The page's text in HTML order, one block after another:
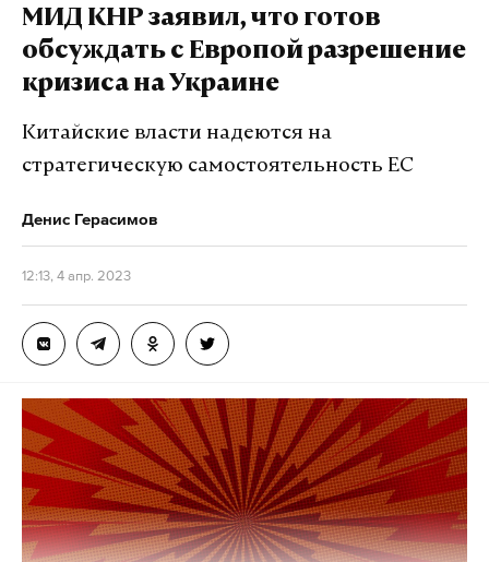
МИД КНР заявил, что готов
обсуждать с Европой разрешение
кризиса на Украине
Китайские власти надеются на
стратегическую самостоятельность ЕС
Денис Герасимов
12:13, 4 апр. 2023